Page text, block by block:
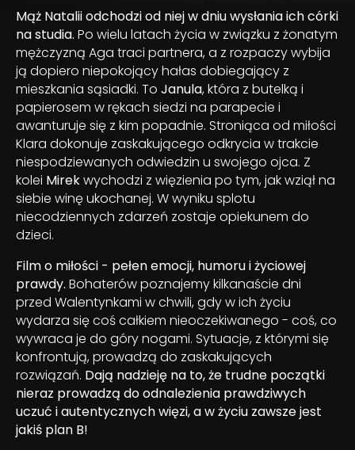
Mąż Natalii odchodzi od niej w dniu wysłania ich córki
na studia. Po wielu latach życia w związku z żonatym
mężczyzną Aga traci partnera, a z rozpaczy wybija
ją dopiero niepokojący hałas dobiegający z
mieszkania sąsiadki. To Janula, która z butelką i
papierosem w rękach siedzi na parapecie i
awanturuje się z kim popadnie. Stroniąca od miłości
Klara dokonuje zaskakującego odkrycia w trakcie
niespodziewanych odwiedzin u swojego ojca. Z
kolei Mirekwychodzi z więzienia po tym, jak wziął na
siebie winę ukochanej. W wyniku splotu
niecodziennych zdarzeń zostaje opiekunem do
dzieci.
Film o miłości - pełen emocji, humoru i życiowej
prawdy. Bohaterów poznajemy kilkanaście dni
przed Walentynkami w chwili, gdy w ich życiu
wydarza się coś całkiem nieoczekiwanego - coś, co
wywraca je do góry nogami. Sytuacje, z którymi się
konfrontują, prowadzą do zaskakujących
rozwiązań. Dają nadzieję na to, że trudne początki
nieraz prowadzą do odnalezienia prawdziwych
uczuć i autentycznych więzi, a w życiu zawsze jest
jakiś plan B!